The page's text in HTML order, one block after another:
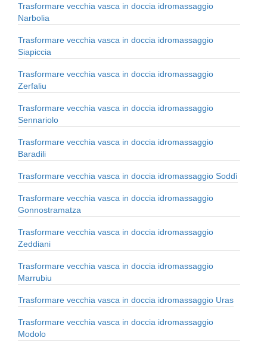
Trasformare vecchia vasca in doccia idromassaggio
Narbolia
Trasformare vecchia vasca in doccia idromassaggio
Siapiccia
Trasformare vecchia vasca in doccia idromassaggio
Zerfaliu
Trasformare vecchia vasca in doccia idromassaggio
Sennariolo
Trasformare vecchia vasca in doccia idromassaggio
Baradili
Trasformare vecchia vasca in doccia idromassaggio Soddì
Trasformare vecchia vasca in doccia idromassaggio
Gonnostramatza
Trasformare vecchia vasca in doccia idromassaggio
Zeddiani
Trasformare vecchia vasca in doccia idromassaggio
Marrubiu
Trasformare vecchia vasca in doccia idromassaggio Uras
Trasformare vecchia vasca in doccia idromassaggio
Modolo